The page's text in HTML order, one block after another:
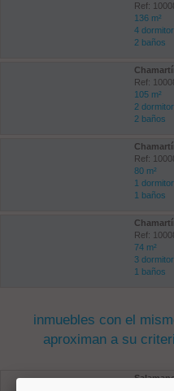
Ref:
136 m²
4
2 baños
Ref:
105 m²
2
2 baños
Ref:
80 m²
1
1 baños
Ref:
74 m²
3
1 baños
inmuebles con el
aproximan a su